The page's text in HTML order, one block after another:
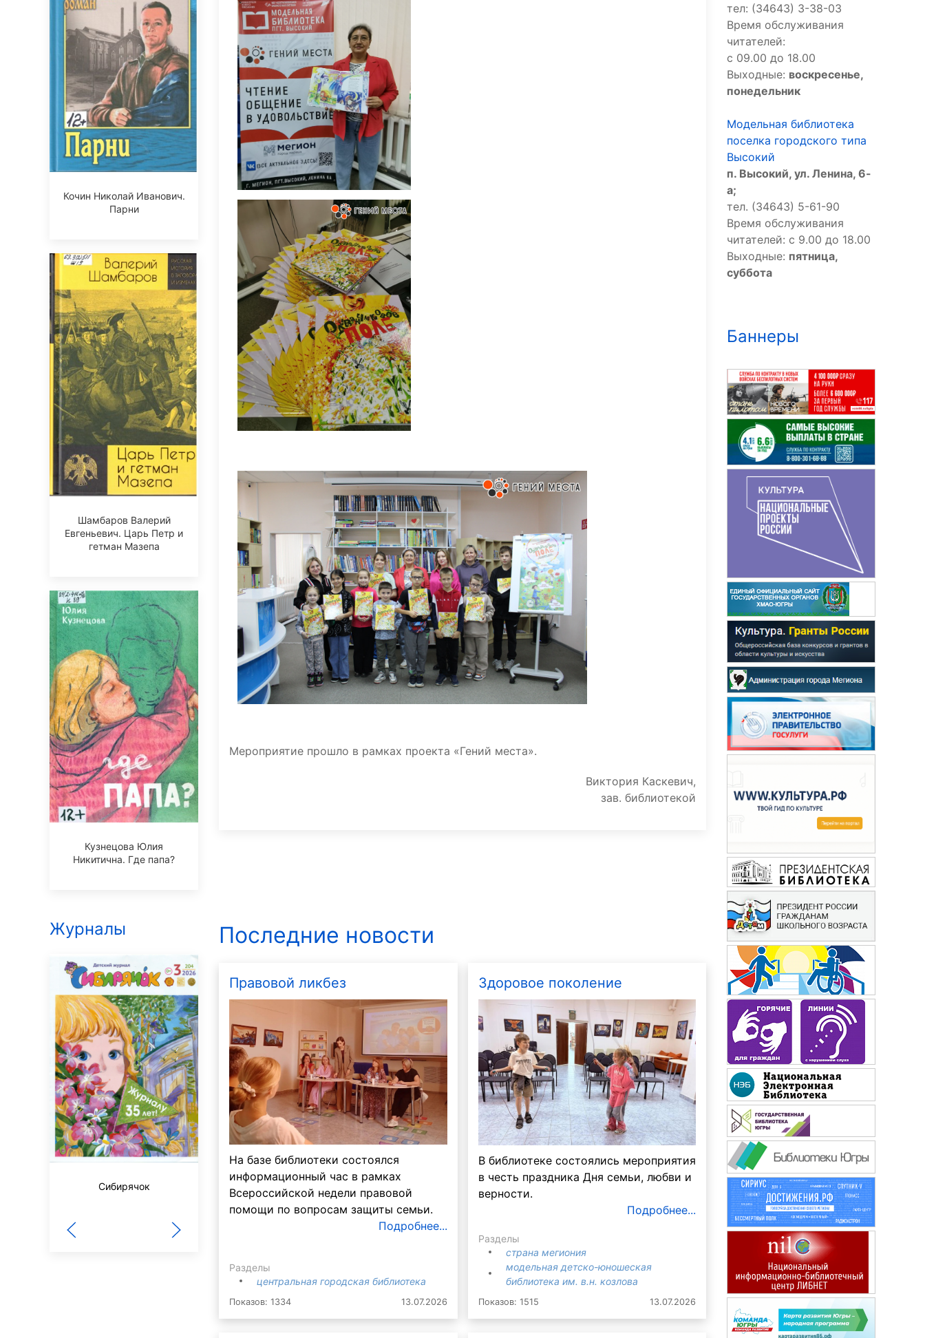
Кочин Николай Иванович.
Парни
Шамбаров Валерий
Евгеньевич. Царь Петр и
гетман Мазепа
Кузнецова Юлия
Никитична. Где папа?
Журналы
Сибирячок Мурзилка
Маруся
Мероприятие прошло в рамках проекта «Гений места».
Виктория Каскевич,
зав. библиотекой
Последние новости
Правовой ликбез
На базе библиотеки состоялся
информационный час в рамках
Всероссийской недели правовой
помощи по вопросам защиты семьи.
Подробнее...
Разделы
центральная городская библиотека
Показов: 1334 13.07.2026
Здоровое поколение
В библиотеке состоялись мероприятия
в честь праздника Дня семьи, любви и
верности.
Подробнее...
Разделы
страна мегиония
модельная детско-юношеская
библиотека им. в.н. козлова
Показов: 1515 13.07.2026
тел: (34643) 3-38-03
Время обслуживания
читателей:
с 09.00 до 18.00
Выходные: воскресенье,
понедельник
Модельная библиотека
поселка городского типа
Высокий
п. Высокий, ул. Ленина, 6-
а;
тел. (34643) 5-61-90
Время обслуживания
читателей: с 9.00 до 18.00
Выходные: пятница,
суббота
Баннеры